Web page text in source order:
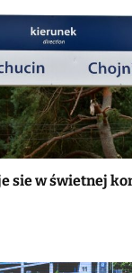
sie w świetnej